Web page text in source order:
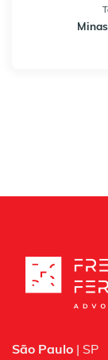
São Paulo | SP